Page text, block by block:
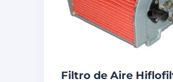
Filtro de Aire